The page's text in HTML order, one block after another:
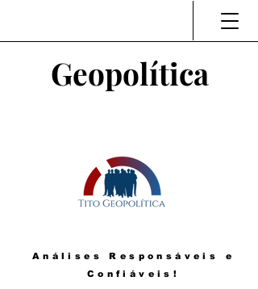
Geopolítica
Análises Responsáveis e
Confiáveis!